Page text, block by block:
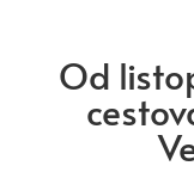
Od